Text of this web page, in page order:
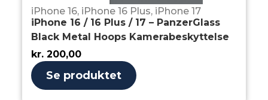
iPhone 16, iPhone 16 Plus, iPhone 17
iPhone 16 / 16 Plus / 17 – PanzerGlass
Black Metal Hoops Kamerabeskyttelse
kr. 200,00
Se produktet